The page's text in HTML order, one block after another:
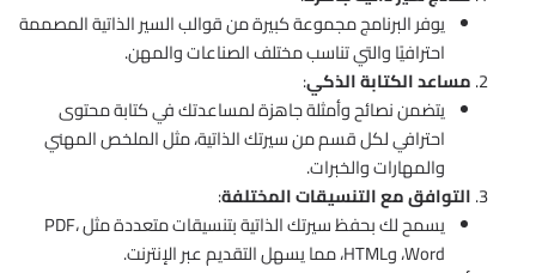
يوفر البرنامج مجموعة كبيرة من قوالب السير الذاتية المصممة
احترافيًا والتي تناسب مختلف الصناعات والمهن.
مساعد الكتابة الذكي:
يتضمن نصائح وأمثلة جاهزة لمساعدتك في كتابة محتوى
احترافي لكل قسم من سيرتك الذاتية، مثل الملخص المهني
والمهارات والخبرات.
التوافق مع التنسيقات المختلفة:
يسمح لك بحفظ سيرتك الذاتية بتنسيقات متعددة مثل PDF،
Word، وHTML، مما يسهل التقديم عبر الإنترنت.